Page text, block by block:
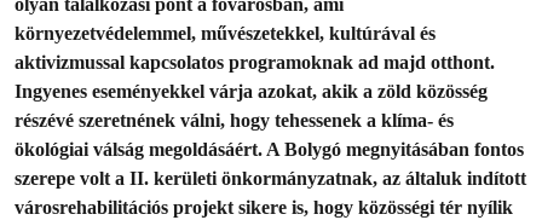
környezetvédelemmel, művészetekkel, kultúrával és
aktivizmussal kapcsolatos programoknak ad majd otthont.
Ingyenes eseményekkel várja azokat, akik a zöld közösség
részévé szeretnének válni, hogy tehessenek a klíma- és
ökológiai válság megoldásáért. A Bolygó megnyitásában fontos
szerepe volt a II. kerületi önkormányzatnak, az általuk indított
városrehabilitációs projekt sikere is, hogy közösségi tér nyílik